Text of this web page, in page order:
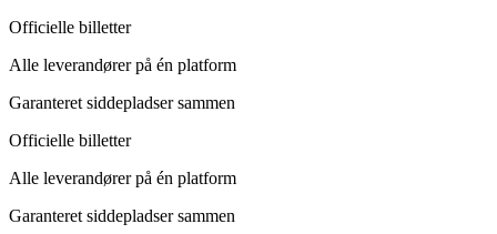
Officielle billetter
Alle leverandører på én platform
Garanteret siddepladser sammen
Officielle billetter
Alle leverandører på én platform
Garanteret siddepladser sammen